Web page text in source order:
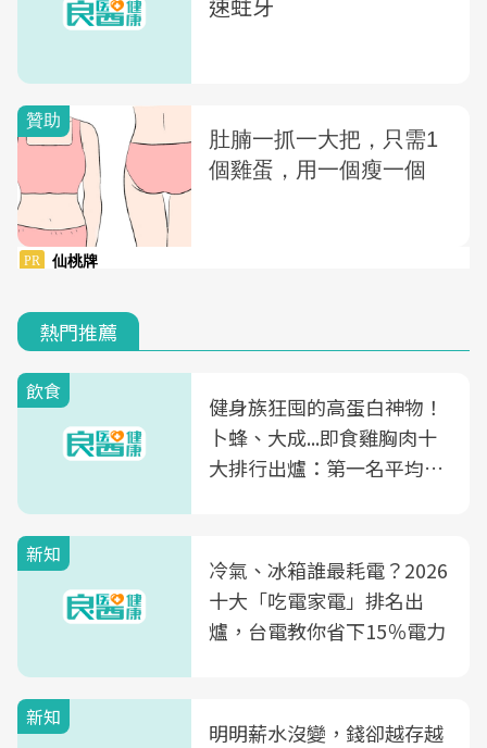
熱門推薦
飲食
健身族狂囤的高蛋白神物！
卜蜂、大成...即食雞胸肉十
大排行出爐：第一名平均一
新知
冷氣、冰箱誰最耗電？2026
十大「吃電家電」排名出
爐，台電教你省下15％電力
新知
明明薪水沒變，錢卻越存越